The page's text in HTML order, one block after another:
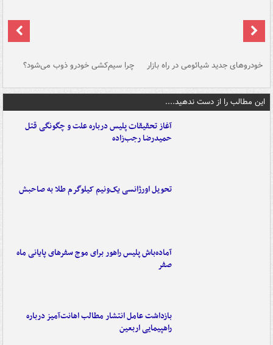
خودروهای جدید شیائومی در راه بازار چرا سیم‌کشی خودرو ذوب می‌شود؟
این مطالب را از دست ندهید....
آغاز تحقیقات پلیس درباره علت و چگونگی قتل
حمیدرضا رجب‌زاده
تحویل اورژانسی یک‌ونیم کیلوگرم طلا به صاحبش
آماده‌باش پلیس راهور برای موج سفرهای پایانی ماه
صفر
بازداشت عامل انتشار مطالب اهانت‌آمیز درباره
راهپیمایی اربعین